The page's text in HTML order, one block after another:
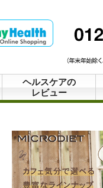
ヘルスケアの
レビュー